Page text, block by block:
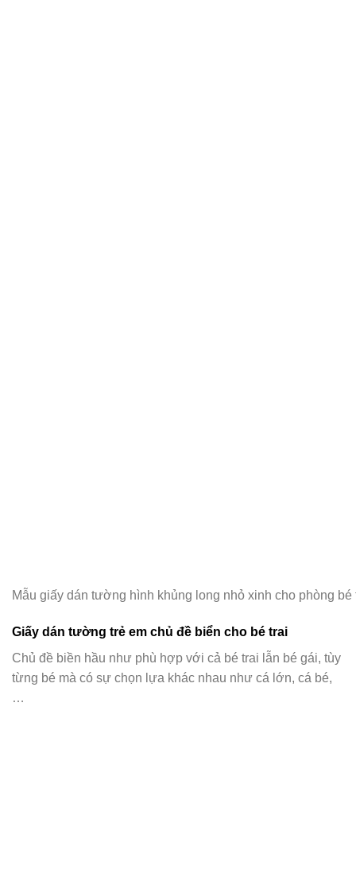
Mẫu giấy dán tường hình khủng long nhỏ xinh cho phòng bé
Giấy dán tường trẻ em chủ đề biển cho bé trai
Chủ đề biền hầu như phù hợp với cả bé trai lẫn bé gái, tùy
từng bé mà có sự chọn lựa khác nhau như cá lớn, cá bé,
…